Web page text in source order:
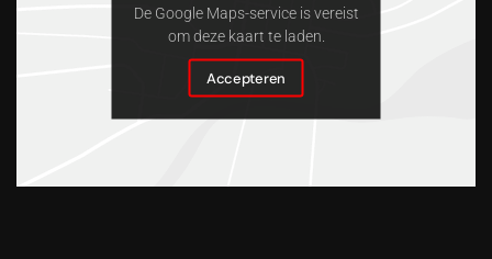
De Google Maps-service is vereist
om deze kaart te laden.
Accepteren